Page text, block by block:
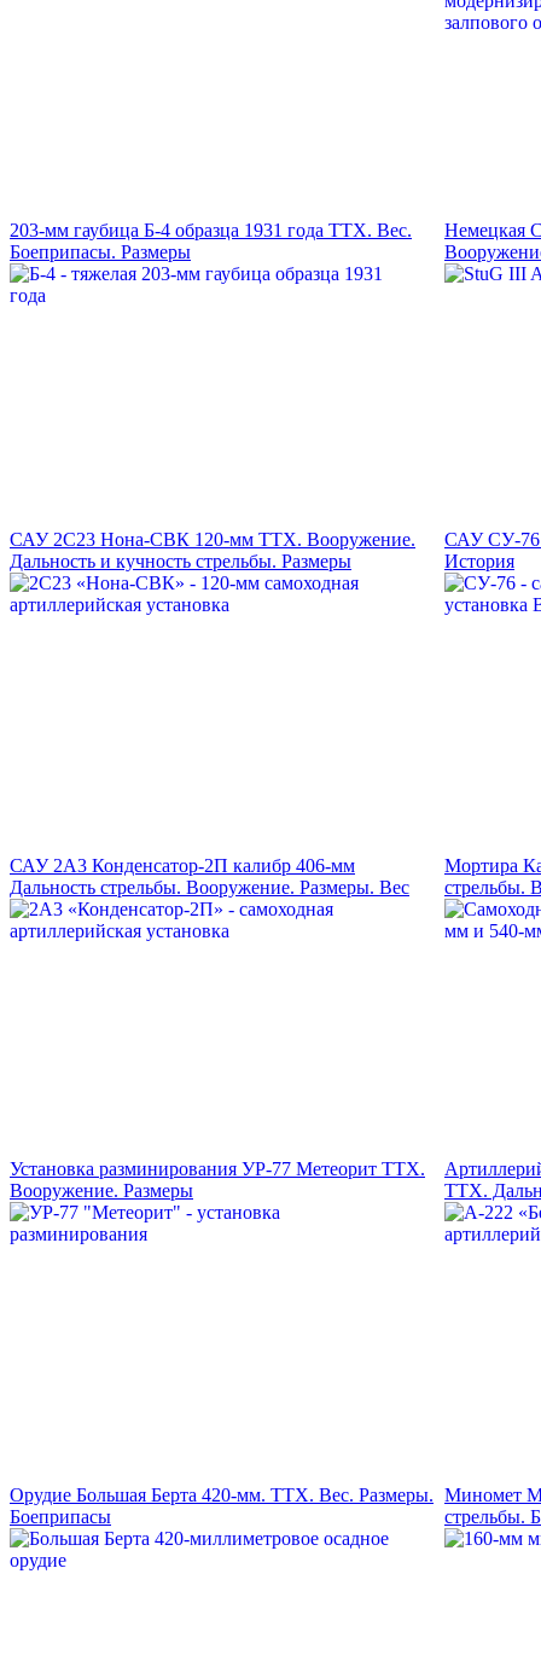
203-мм гаубица Б-4 образца 1931 года ТТХ. Вес.
Боеприпасы. Размеры
Немецкая
САУ 2С23 Нона-СВК 120-мм ТТХ. Вооружение.
Дальность и кучность стрельбы. Размеры
САУ СУ-76.
История
САУ 2А3 Конденсатор-2П калибр 406-мм
Дальность стрельбы. Вооружение. Размеры. Вес
Мортира
стрельбы.
Установка разминирования УР-77 Метеорит ТТХ.
Вооружение. Размеры
ТТХ.
Орудие Большая Берта 420-мм. ТТХ. Вес. Размеры.
Боеприпасы
Миномет
стрельбы.